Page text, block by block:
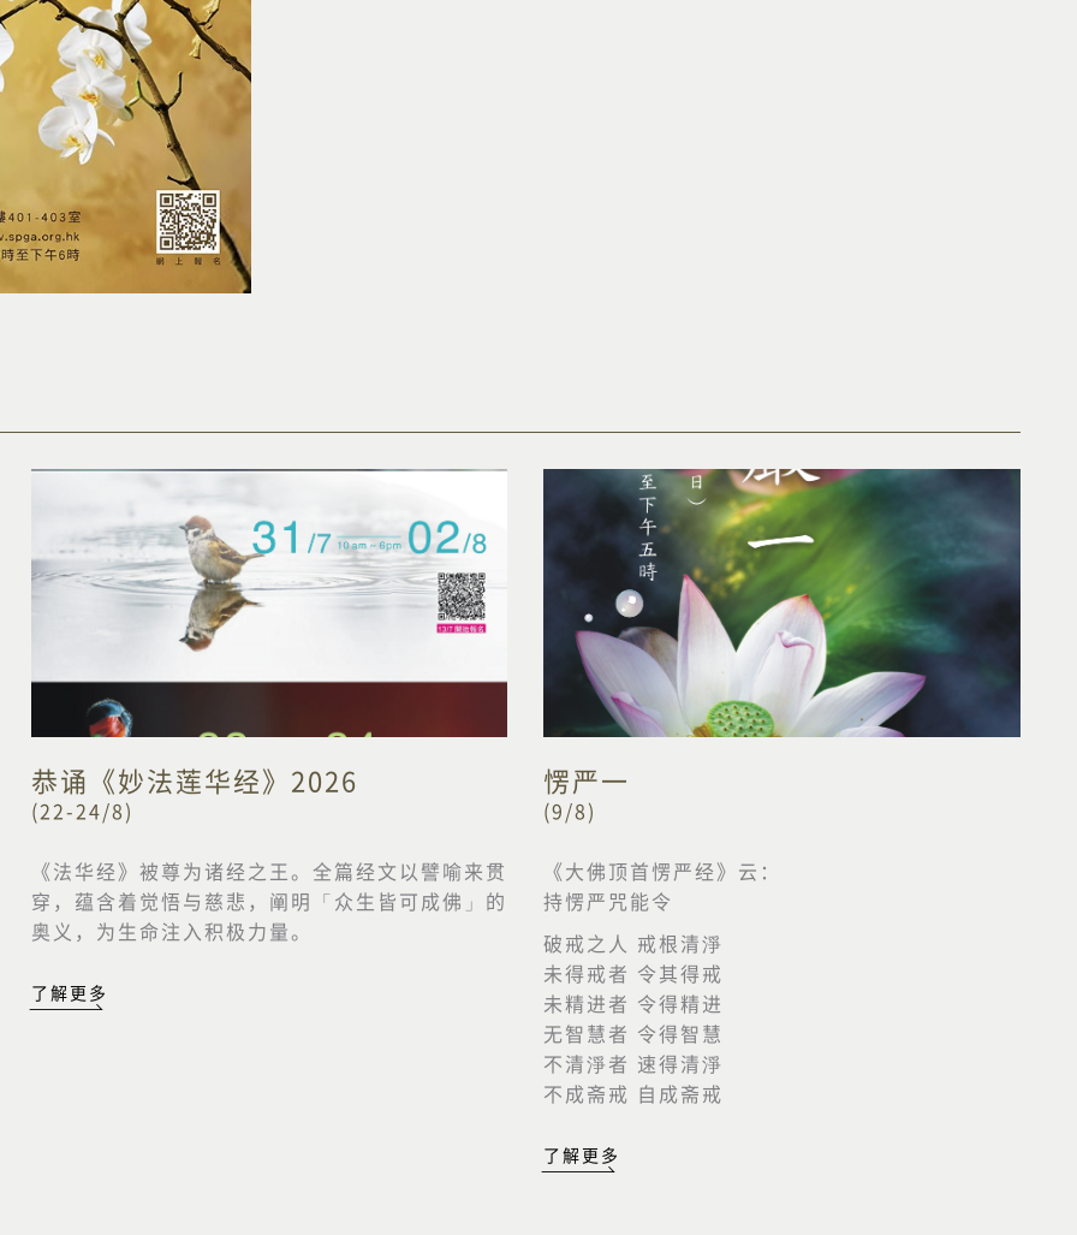
恭诵《妙法莲华经》2026
(22-24/8)
《法华经》被尊为诸经之王。全篇经文以譬喻来贯
穿，蕴含着觉悟与慈悲，阐明「众生皆可成佛」的
奥义，为生命注入积极力量。
了解更多
愣严一
(9/8)
《大佛顶首愣严经》云：
持愣严咒能令
破戒之人 戒根清淨
未得戒者 令其得戒
未精进者 令得精进
无智慧者 令得智慧
不清淨者 速得清淨
不成斋戒 自成斋戒
了解更多